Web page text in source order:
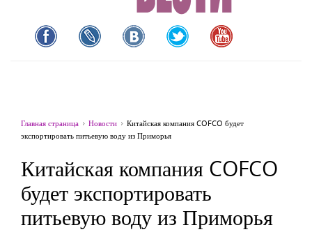
Главная страница Новости
Китайская компания COFCO будет
экспортировать питьевую воду из Приморья
Китайская компания COFCO
будет экспортировать
питьевую воду из Приморья